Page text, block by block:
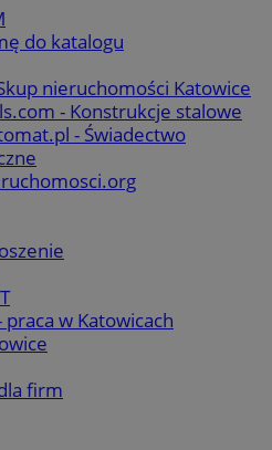
do katalogu
nieruchomości Katowice
- Konstrukcje stalowe
- Świadectwo
praca w Katowicach
firm